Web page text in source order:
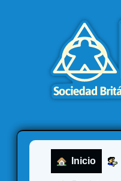
Inicio